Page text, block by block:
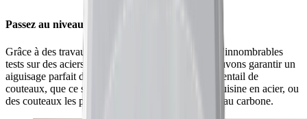
Passez au niveau supérieur pour vos couteaux
Grâce à des travaux de recherche approfondis et d’innombrables
tests sur des aciers de tout type de dureté, nous pouvons garantir un
aiguisage parfait de type « miroir » sur un large éventail de
couteaux, que ce soit de bons vieux couteaux de cuisine en acier, ou
des couteaux les plus raffinés en acier damassé ou au carbone.